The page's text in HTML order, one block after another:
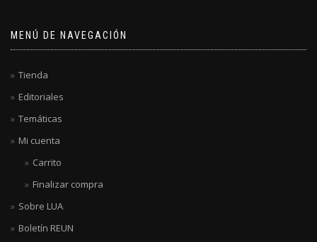
MENÚ DE NAVEGACIÓN
Tienda
Editoriales
Temáticas
Mi cuenta
Carrito
Finalizar compra
Sobre LUA
Boletín REUN